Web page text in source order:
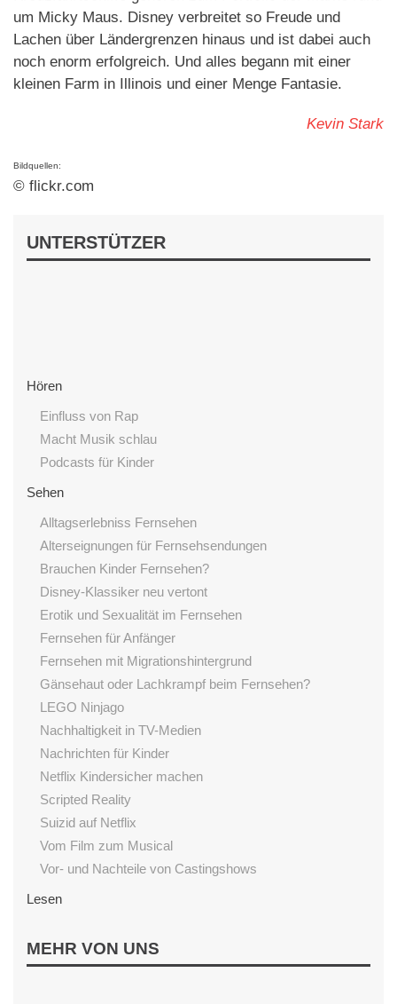
um Micky Maus. Disney verbreitet so Freude und
Lachen über Ländergrenzen hinaus und ist dabei auch
noch enorm erfolgreich. Und alles begann mit einer
kleinen Farm in Illinois und einer Menge Fantasie.
Kevin Stark
Bildquellen:
© flickr.com
UNTERSTÜTZER
Hören
Einfluss von Rap
Macht Musik schlau
Podcasts für Kinder
Sehen
Alltagserlebniss Fernsehen
Alterseignungen für Fernsehsendungen
Brauchen Kinder Fernsehen?
Disney-Klassiker neu vertont
Erotik und Sexualität im Fernsehen
Fernsehen für Anfänger
Fernsehen mit Migrationshintergrund
Gänsehaut oder Lachkrampf beim Fernsehen?
LEGO Ninjago
Nachhaltigkeit in TV-Medien
Nachrichten für Kinder
Netflix Kindersicher machen
Scripted Reality
Suizid auf Netflix
Vom Film zum Musical
Vor- und Nachteile von Castingshows
Lesen
Einfluss von Vorlesen
MEHR VON UNS